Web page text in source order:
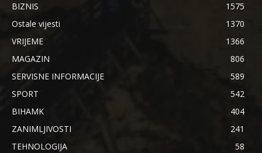
BIZNIS
1575
Ostale vijesti
1370
VRIJEME
1366
MAGAZIN
806
SERVISNE INFORMACIJE
589
SPORT
542
BIHAMK
404
ZANIMLJIVOSTI
241
TEHNOLOGIJA
58